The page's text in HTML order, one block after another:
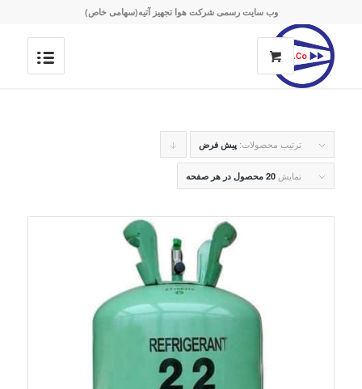
وب سایت رسمی شرکت هوا تجهیز آتیه(سهامی خاص)
ترتیب محصولات: پیش فرض
به
صورت
نزولی
کلیک
کنید
نمایش 20 محصول در هر صفحه